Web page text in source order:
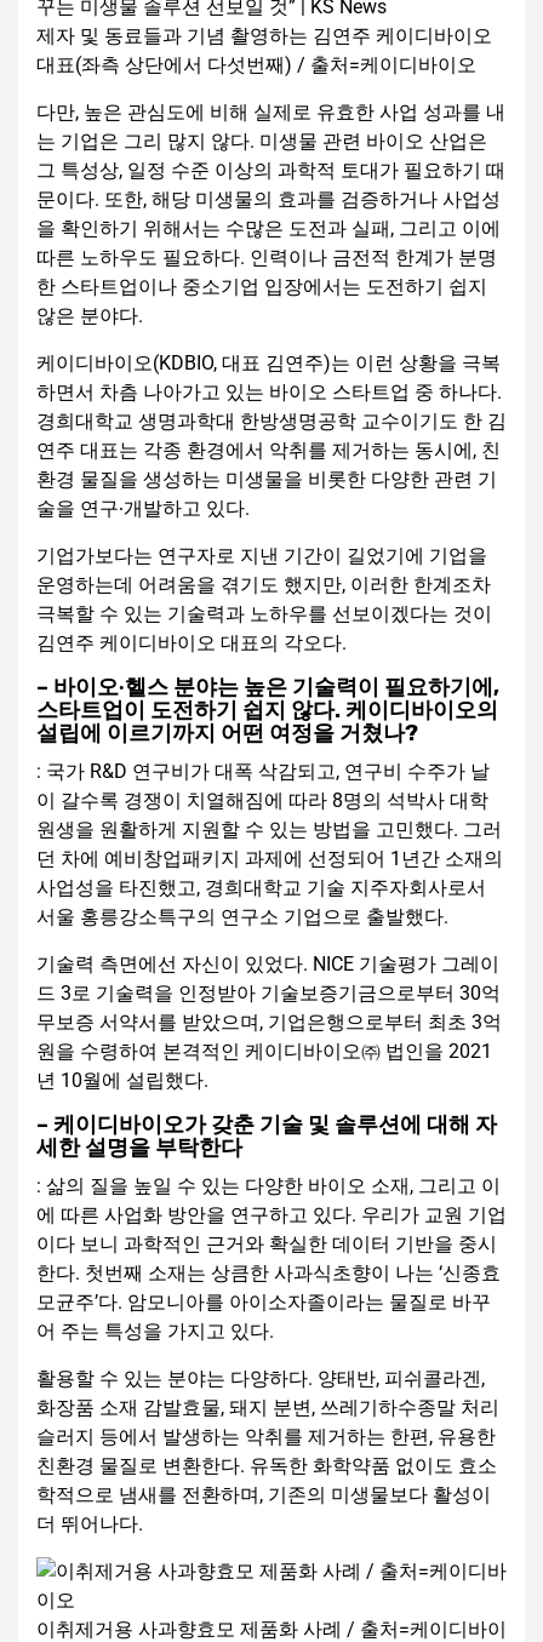
제자 및 동료들과 기념 촬영하는 김연주 케이디바이오
대표(좌측 상단에서 다섯번째) / 출처=케이디바이오
다만, 높은 관심도에 비해 실제로 유효한 사업 성과를 내
는 기업은 그리 많지 않다. 미생물 관련 바이오 산업은
그 특성상, 일정 수준 이상의 과학적 토대가 필요하기 때
문이다. 또한, 해당 미생물의 효과를 검증하거나 사업성
을 확인하기 위해서는 수많은 도전과 실패, 그리고 이에
따른 노하우도 필요하다. 인력이나 금전적 한계가 분명
한 스타트업이나 중소기업 입장에서는 도전하기 쉽지
않은 분야다.
케이디바이오(KDBIO, 대표 김연주)는 이런 상황을 극복
하면서 차츰 나아가고 있는 바이오 스타트업 중 하나다.
경희대학교 생명과학대 한방생명공학 교수이기도 한 김
연주 대표는 각종 환경에서 악취를 제거하는 동시에, 친
환경 물질을 생성하는 미생물을 비롯한 다양한 관련 기
술을 연구∙개발하고 있다.
기업가보다는 연구자로 지낸 기간이 길었기에 기업을
운영하는데 어려움을 겪기도 했지만, 이러한 한계조차
극복할 수 있는 기술력과 노하우를 선보이겠다는 것이
김연주 케이디바이오 대표의 각오다.
– 바이오∙헬스 분야는 높은 기술력이 필요하기에,
스타트업이 도전하기 쉽지 않다. 케이디바이오의
설립에 이르기까지 어떤 여정을 거쳤나?
: 국가 R&D 연구비가 대폭 삭감되고, 연구비 수주가 날
이 갈수록 경쟁이 치열해짐에 따라 8명의 석박사 대학
원생을 원활하게 지원할 수 있는 방법을 고민했다. 그러
던 차에 예비창업패키지 과제에 선정되어 1년간 소재의
사업성을 타진했고, 경희대학교 기술 지주자회사로서
서울 홍릉강소특구의 연구소 기업으로 출발했다.
기술력 측면에선 자신이 있었다. NICE 기술평가 그레이
드 3로 기술력을 인정받아 기술보증기금으로부터 30억
무보증 서약서를 받았으며, 기업은행으로부터 최초 3억
원을 수령하여 본격적인 케이디바이오㈜ 법인을 2021
년 10월에 설립했다.
– 케이디바이오가 갖춘 기술 및 솔루션에 대해 자
세한 설명을 부탁한다
: 삶의 질을 높일 수 있는 다양한 바이오 소재, 그리고 이
에 따른 사업화 방안을 연구하고 있다. 우리가 교원 기업
이다 보니 과학적인 근거와 확실한 데이터 기반을 중시
한다. 첫번째 소재는 상큼한 사과식초향이 나는 ‘신종효
모균주’다. 암모니아를 아이소자졸이라는 물질로 바꾸
어 주는 특성을 가지고 있다.
활용할 수 있는 분야는 다양하다. 양태반, 피쉬콜라겐,
화장품 소재 감발효물, 돼지 분변, 쓰레기하수종말 처리
슬러지 등에서 발생하는 악취를 제거하는 한편, 유용한
친환경 물질로 변환한다. 유독한 화학약품 없이도 효소
학적으로 냄새를 전환하며, 기존의 미생물보다 활성이
더 뛰어나다.
이취제거용 사과향효모 제품화 사례 / 출처=케이디바이